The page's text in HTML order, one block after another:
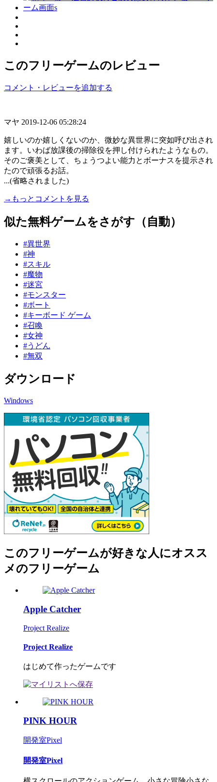
このフリーゲームのレビュー
コメント・レビューを追加する
マヤ 2019-12-06 05:28:24
嬉しいのか嬉しくないのか、微妙な異世界に突如呼び出され
ます。いわば放課後の掃除役を押し付けられたようなもの。
そのご褒美として、ちょうつよい能力とボーナスを提示され
たので頑張るお話。
...(省略されました)
→もっとコメントを見る
似た無料ゲームをさがす（自動）
#異世界
#神
#スキル
#魔物
#迷宮
#モンスター
#ボート
#キーボード ゲーム
#召喚
#女神
#うどん
#無双
ダウンロード
Windows
このフリーゲームが好きな人にオスス
メのフリーゲーム
Apple Catcher
Project Realize
Project Realize
はじめて作ったゲームです
PINK HOUR
開発室Pixel
開発室Pixel